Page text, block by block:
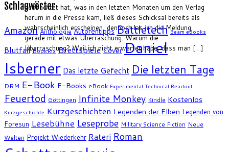
beobachtet hat, was in den letzten Monaten um den Verlag
herum in die Presse kam, ließ dieses Schicksal bereits als
wahrscheinlich erscheinen, dennoch las ich die Meldung
gerade mit etwas Überraschung. Warum die
Überraschung? Weil ich nicht erwartet habe, dass man […]
Schlagwörter
Amazon Anthologie Autorentipps Battletech Beam eBooks
Blutfall BookRix Brettspiele CoverDaniel
Isberner Das letzte Gefecht Die letzten Tage
DRM E-Book E-Books eBook Experimental Technical Readout
Feuertod Göttingen Infinite Monkey Kindle Kostenlos
Kurzgeschichte Kurzgeschichten Legenden der Elben Legenden von
Foresun Lesebühne Leseprobe Military Science Fiction Neue
Welten Projekt Wiederkehr Rateri Roman